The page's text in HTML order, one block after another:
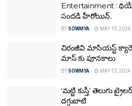
Entertainment :
సందడి హీరోయిన్..
BY SOWMYA MAY 13, 2024
చిరంజీవి మాసియస్ట్
మాస్ కు పూనకాలు
BY SOWMYA MAY 13, 2024
‘మట్టి కుస్తీ’ తెలుగు
దగ్గుబాటి